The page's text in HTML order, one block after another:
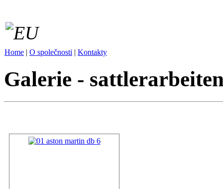
Home | O společnosti | Kontakty
Galerie -